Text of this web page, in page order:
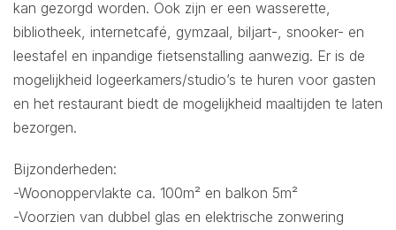
kan gezorgd worden. Ook zijn er een wasserette,
bibliotheek, internetcafé, gymzaal, biljart-, snooker- en
leestafel en inpandige fietsenstalling aanwezig. Er is de
mogelijkheid logeerkamers/studio’s te huren voor gasten
en het restaurant biedt de mogelijkheid maaltijden te laten
bezorgen.
Bijzonderheden:
-Woonoppervlakte ca. 100m² en balkon 5m²
-Voorzien van dubbel glas en elektrische zonwering